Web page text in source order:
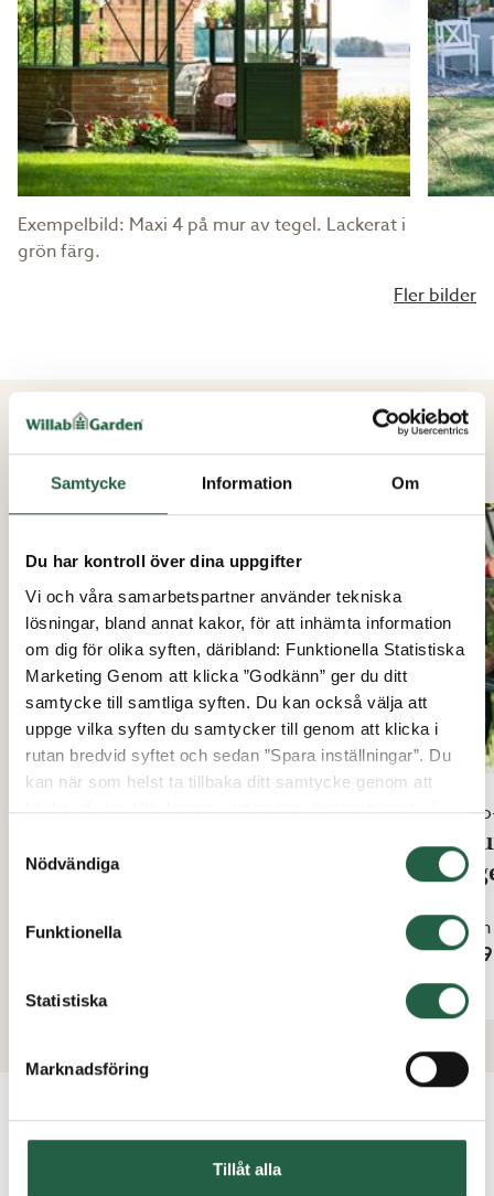
Samtycke Information Om
Du har kontroll över dina uppgifter
Vi och våra samarbetspartner använder tekniska
lösningar, bland annat kakor, för att inhämta information
om dig för olika syften, däribland: Funktionella Statistiska
Marketing Genom att klicka ”Godkänn” ger du ditt
samtycke till samtliga syften. Du kan också välja att
uppge vilka syften du samtycker till genom att klicka i
rutan bredvid syftet och sedan ”Spara inställningar”. Du
kan när som helst ta tillbaka ditt samtycke genom att
klicka på den lilla ikonen i det nedre vänstra hörnet på
använder kakor och andra tekniska lösningar och hur vi
Ta reda på mer om cookies Googles sekretesspolicy
Nödvändiga
Funktionella
Statistiska
Marknadsföring
Tillåt alla
Exempelbild: Maxi 4 på mur av tegel. Lackerat i
grön färg.
Fler bilder
549 kr Från
1
VANLIGA FRÅGOR OCH SVAR